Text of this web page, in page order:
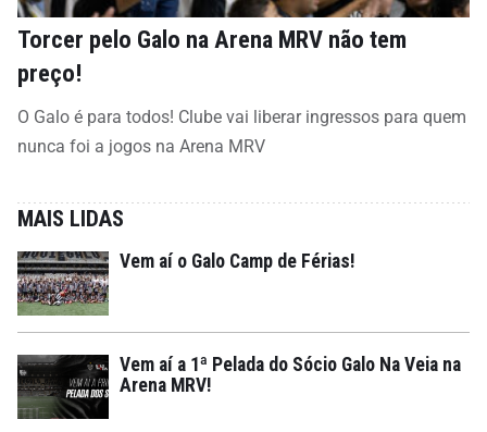
Torcer pelo Galo na Arena MRV não tem
preço!
O Galo é para todos! Clube vai liberar ingressos para quem
nunca foi a jogos na Arena MRV
MAIS LIDAS
Vem aí o Galo Camp de Férias!
Vem aí a 1ª Pelada do Sócio Galo Na Veia na
Arena MRV!